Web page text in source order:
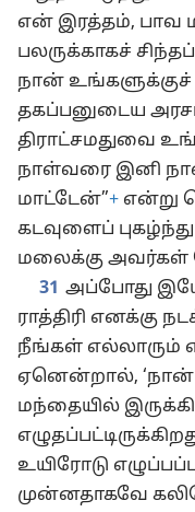
என் இரத்தம், பாவ
பலருக்காகச்
நான்
தகப்பனுடைய
திராட்சமதுவை
நாள்வரை இனி
மாட்டேன்”+ என்று
கடவுளைப்
மலைக்கு
31 அப்போது
ராத்திரி எனக்கு
நீங்கள் எல்லாரும்
ஏனென்றால்,
மந்தையில்
உயிரோடு
முன்னதாகவே